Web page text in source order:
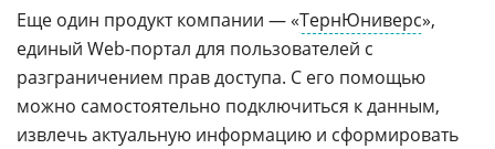
Еще один продукт компании — «ТернЮниверс»,
единый Web-портал для пользователей c
разграничением прав доступа. С его помощью
можно самостоятельно подключиться к данным,
извлечь актуальную информацию и сформировать